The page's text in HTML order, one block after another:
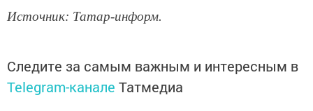
Источник: Татар-информ.
Следите за самым важным и интересным в
Telegram-канале Татмедиа